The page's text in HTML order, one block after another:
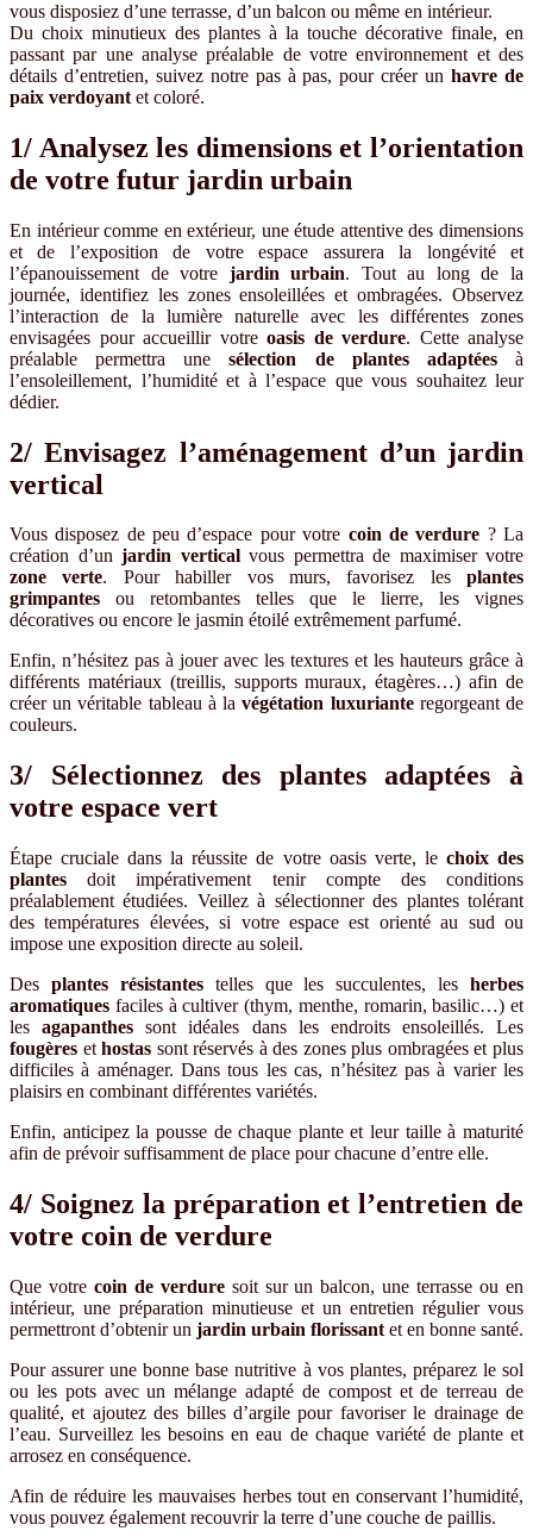
vous disposiez d’une terrasse, d’un balcon ou même en intérieur.
Du choix minutieux des plantes à la touche décorative finale, en
passant par une analyse préalable de votre environnement et des
détails d’entretien, suivez notre pas à pas, pour créer unhavre de
paix verdoyant et coloré.
1/ Analysez les dimensions et l’orientation
de votre futur jardin urbain
En intérieur comme en extérieur, une étude attentive des dimensions
et de l’exposition de votre espace assurera la longévité et
l’épanouissement de votre jardin urbain. Tout au long de la
journée, identifiez les zones ensoleillées et ombragées. Observez
l’interaction de la lumière naturelle avec les différentes zones
envisagées pour accueillir votre oasis de verdure. Cette analyse
préalable permettra unesélection de plantes adaptéesà
l’ensoleillement, l’humidité et à l’espace que vous souhaitez leur
dédier.
2/ Envisagez l’aménagement d’un jardin
vertical
Vous disposez de peu d’espace pour votre coin de verdure ? La
création d’un jardin verticalvous permettra de maximiser votre
zone verte. Pour habiller vos murs, favorisez les plantes
grimpantes ou retombantes telles que le lierre, les vignes
décoratives ou encore le jasmin étoilé extrêmement parfumé.
Enfin, n’hésitez pas à jouer avec les textures et les hauteurs grâce à
différents matériaux (treillis, supports muraux, étagères…) afin de
créer un véritable tableau à lavégétation luxurianteregorgeant de
couleurs.
3/ Sélectionnez des plantes adaptées à
votre espace vert
Étape cruciale dans la réussite de votre oasis verte, le choix des
plantes doit impérativement tenir compte des conditions
préalablement étudiées. Veillez à sélectionner des plantes tolérant
des températures élevées, si votre espace est orienté au sud ou
impose une exposition directe au soleil.
Des plantes résistantestelles que les succulentes, les herbes
aromatiques faciles à cultiver (thym, menthe, romarin, basilic…) et
lesagapanthes sont idéales dans les endroits ensoleillés. Les
fougères ethostas sont réservés à des zones plus ombragées et plus
difficiles à aménager. Dans tous les cas, n’hésitez pas à varier les
plaisirs en combinant différentes variétés.
Enfin, anticipez la pousse de chaque plante et leur taille à maturité
afin de prévoir suffisamment de place pour chacune d’entre elle.
4/ Soignez la préparation et l’entretien de
votre coin de verdure
Que votre coin de verduresoit sur un balcon, une terrasse ou en
intérieur, une préparation minutieuse et un entretien régulier vous
permettront d’obtenir un jardin urbain florissant et en bonne santé.
Pour assurer une bonne base nutritive à vos plantes, préparez le sol
ou les pots avec un mélange adapté de compost et de terreau de
qualité, et ajoutez des billes d’argile pour favoriser le drainage de
l’eau. Surveillez les besoins en eau de chaque variété de plante et
arrosez en conséquence.
Afin de réduire les mauvaises herbes tout en conservant l’humidité,
vous pouvez également recouvrir la terre d’une couche de paillis.